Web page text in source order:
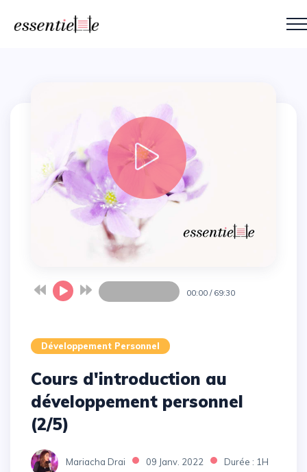
00:00 / 69:30
Développement Personnel
Cours d'introduction au
développement personnel
(2/5)
Mariacha Drai 09 Janv. 2022 Durée : 1H